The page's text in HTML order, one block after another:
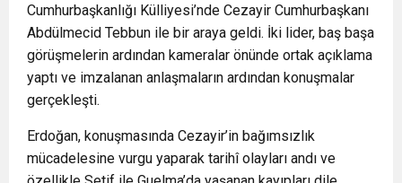
Cumhurbaşkanlığı Külliyesi’nde Cezayir Cumhurbaşkanı
Abdülmecid Tebbun ile bir araya geldi. İki lider, baş başa
görüşmelerin ardından kameralar önünde ortak açıklama
yaptı ve imzalanan anlaşmaların ardından konuşmalar
gerçekleşti.
Erdoğan, konuşmasında Cezayir’in bağımsızlık
mücadelesine vurgu yaparak tarihî olayları andı ve